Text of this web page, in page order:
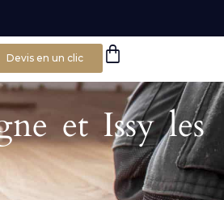
Devis en un clic
et Issy les